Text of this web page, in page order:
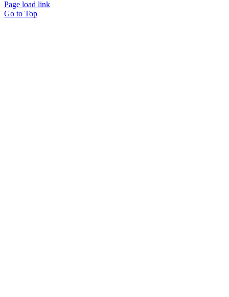
Page load link
Go to Top